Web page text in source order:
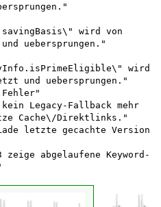
wird von
uebersprungen."
wird
und uebersprungen."
Legacy-Fallback mehr
Cache\/Direktlinks."
letzte gecachte Version
abgelaufene Keyword-